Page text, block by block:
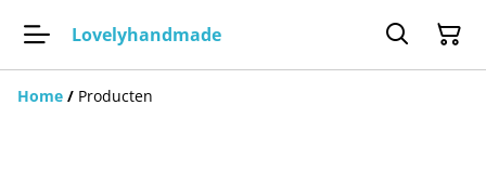
Lovelyhandmade
Home / Producten